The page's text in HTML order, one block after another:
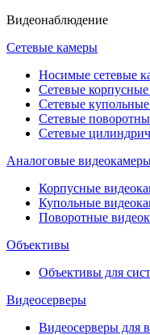
Видеонаблюдение
Сетевые камеры
Носимые сетевые
Сетевые
Сетевые
Сетевые
Сетевые
Аналоговые
Корпусные
Купольные
Поворотные
Объективы
Объективы для
Видеосерверы
Видеосерверы для